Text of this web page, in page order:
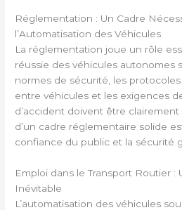
Réglementation : Un Cadre
l’Automatisation des Véhicules
La réglementation joue un rôle
réussie des véhicules autonomes
normes de sécurité, les
entre véhicules et les exigences
d’accident doivent être clairement
d’un cadre réglementaire solide
confiance du public et la sécurité
Emploi dans le Transport Routier :
Inévitable
L’automatisation des véhicules